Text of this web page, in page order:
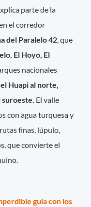
parte de la
el corredor
del Paralelo 42, que
El Hoyo, El
nacionales
Huapi al norte,
suroeste. El valle
con agua turquesa y
finas, lúpulo,
que convierte el
guía con los